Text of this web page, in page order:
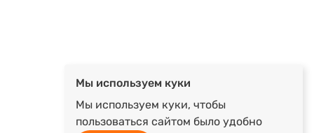
Мы используем куки
Мы используем куки, чтобы
пользоваться сайтом было удобно